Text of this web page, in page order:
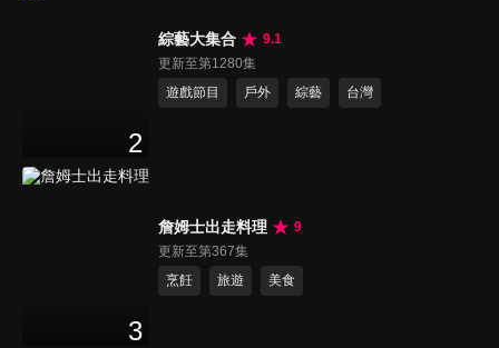
2
綜藝大集合
9.1
更新至第1280集
遊戲節目
戶外 綜藝 台灣
3
詹姆士出走料理
9
更新至第367集
烹飪
旅遊 美食